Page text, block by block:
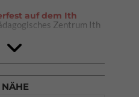
auf dem Ith
Zentrum Ith
München